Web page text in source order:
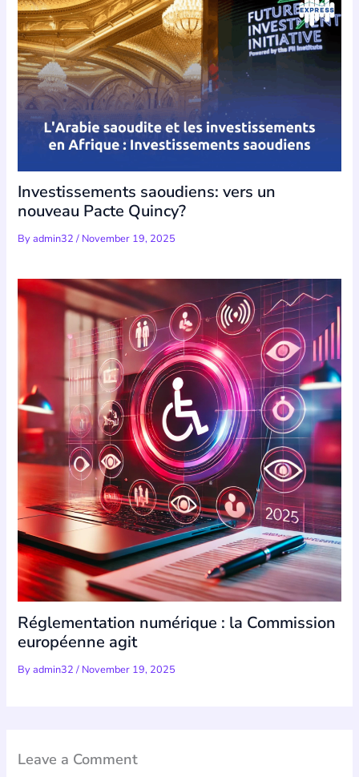
Investissements saoudiens: vers un
nouveau Pacte Quincy?
Byadmin32/ November 19, 2025
Réglementation numérique : la Commission
européenne agit
Byadmin32/ November 19, 2025
Leave a Comment